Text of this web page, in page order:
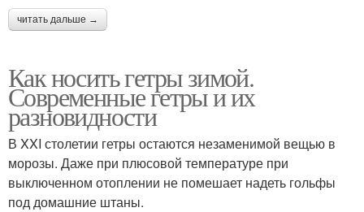
читать дальше →
Как носить гетры зимой.
Современные гетры и их
разновидности
В XXI столетии гетры остаются незаменимой вещью в
морозы. Даже при плюсовой температуре при
выключенном отоплении не помешает надеть гольфы
под домашние штаны.